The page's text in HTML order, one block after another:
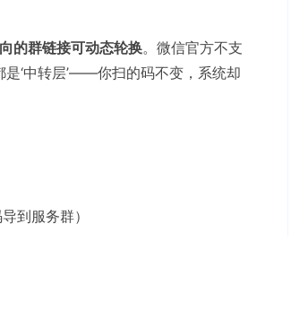
的群链接可动态轮换。微信官方不支
‘中转层’——你扫的码不变，系统却
到服务群）